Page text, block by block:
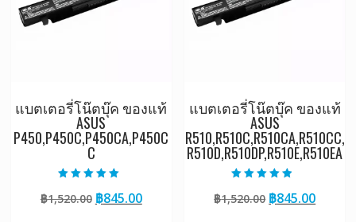
แบตเตอรี่โน๊ตบุ๊ค ของแท้
ASUS
P450,P450C,P450CA,P450C
C
5.00
ตั้งแต่ 1-5
฿1,520.00 Original
฿845.00Current
แบตเตอรี่โน๊ตบุ๊ค ของแท้
ASUS
R510,R510C,R510CA,R510CC,
R510D,R510DP,R510E,R510EA
4.50
ตั้งแต่ 1-5
฿1,520.00 Original
฿845.00